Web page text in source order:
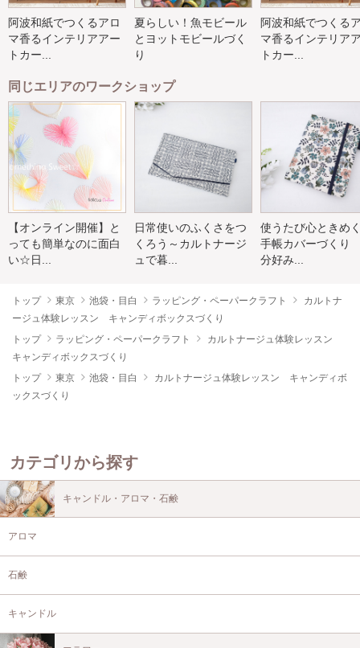
阿波和紙でつくるアロ
マ香るインテリアアー
トカー...
夏らしい！魚モビール
とヨットモビールづく
り
阿波和紙でつくる
マ香るインテリア
トカー...
同じエリアのワークショップ
【オンライン開催】と
っても簡単なのに面白
い☆日...
日常使いのふくさをつ
くろう～カルトナージ
ュで暮...
使うたび心ときめ
手帳カバーづくり
分好み...
トップ 東京 池袋・目白 ラッピング・ペーパークラフト
カルトナ
ージュ体験レッスン キャンディボックスづくり
トップ
ラッピング・ペーパークラフト
カルトナージュ体験レッスン
キャンディボックスづくり
トップ
東京 池袋・目白
カルトナージュ体験レッスン キャンディボ
ックスづくり
カテゴリから探す
キャンドル・アロマ・石鹸
アロマ
石鹸
キャンドル